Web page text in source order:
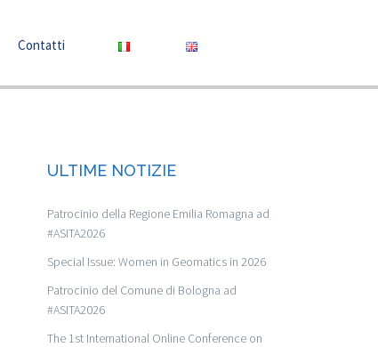
Contatti
ULTIME NOTIZIE
Patrocinio della Regione Emilia Romagna ad
#ASITA2026
Special Issue: Women in Geomatics in 2026
Patrocinio del Comune di Bologna ad
#ASITA2026
The 1st International Online Conference on